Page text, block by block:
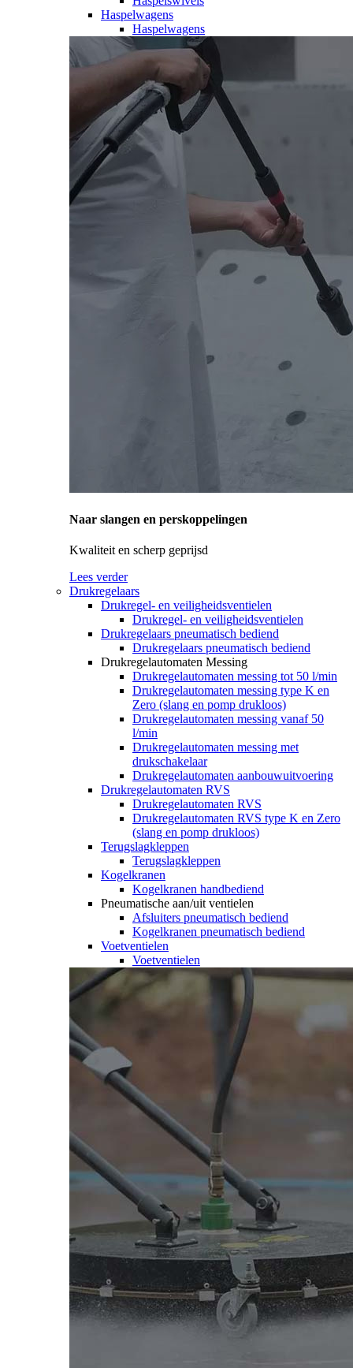
Haspelwagens
Haspelwagens
Naar slangen en perskoppelingen
Kwaliteit en scherp geprijsd
Lees verder
Drukregelaars
Drukregel- en veiligheidsventielen
Drukregel- en veiligheidsventielen
Drukregelaars pneumatisch bediend
Drukregelaars pneumatisch bediend
Drukregelautomaten Messing
Drukregelautomaten messing tot 50 l/min
Drukregelautomaten messing type K en
Zero (slang en pomp drukloos)
Drukregelautomaten messing vanaf 50
l/min
Drukregelautomaten messing met
drukschakelaar
Drukregelautomaten aanbouwuitvoering
Drukregelautomaten RVS
Drukregelautomaten RVS
Drukregelautomaten RVS type K en Zero
(slang en pomp drukloos)
Terugslagkleppen
Terugslagkleppen
Kogelkranen
Kogelkranen handbediend
Pneumatische aan/uit ventielen
Afsluiters pneumatisch bediend
Kogelkranen pneumatisch bediend
Voetventielen
Voetventielen